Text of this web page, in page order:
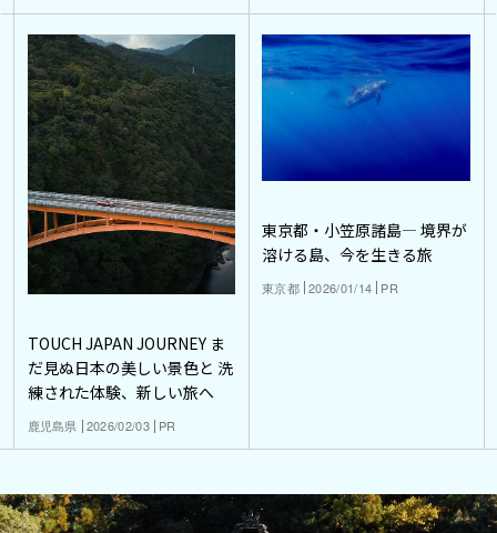
TOUCH JAPAN JOURNEY ま
だ見ぬ日本の美しい景色と 洗
練された体験、新しい旅へ
鹿児島県 2026/02/03 PR
東京都・小笠原諸島― 境界が
溶ける島、今を生きる旅
東京都 2026/01/14 PR